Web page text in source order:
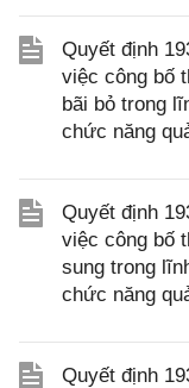
Quyết định
việc công bố
bãi bỏ trong
chức năng
Quyết định
việc công bố
sung trong
chức năng
Quyết định